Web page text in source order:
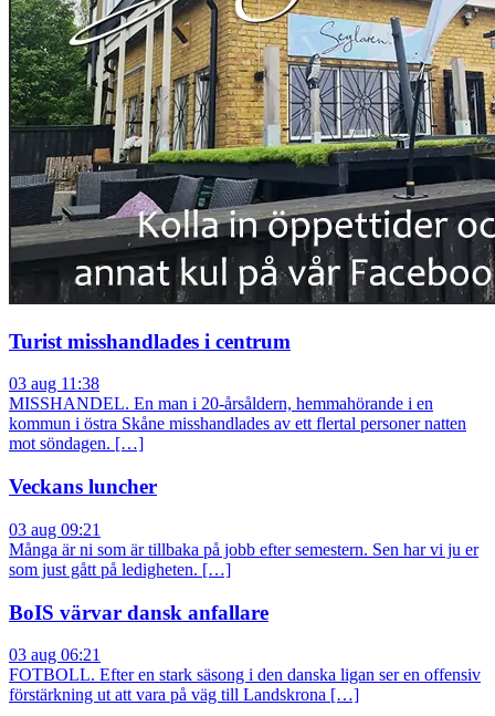
Turist misshandlades i centrum
03 aug 11:38
MISSHANDEL. En man i 20-årsåldern, hemmahörande i en
kommun i östra Skåne misshandlades av ett flertal personer natten
mot söndagen. […]
Veckans luncher
03 aug 09:21
Många är ni som är tillbaka på jobb efter semestern. Sen har vi ju er
som just gått på ledigheten. […]
BoIS värvar dansk anfallare
03 aug 06:21
FOTBOLL. Efter en stark säsong i den danska ligan ser en offensiv
förstärkning ut att vara på väg till Landskrona […]